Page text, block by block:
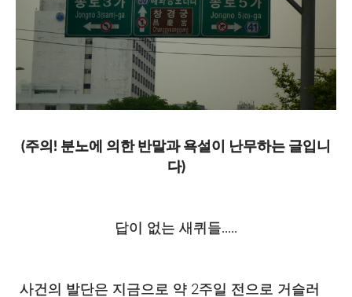
(주의! 분노에 의한 반말과 욕설이 난무하는 글입니
다)
답이 없는 새퀴들.....
사건의 발단은 지금으로 약 2주일 전으로 거슬러